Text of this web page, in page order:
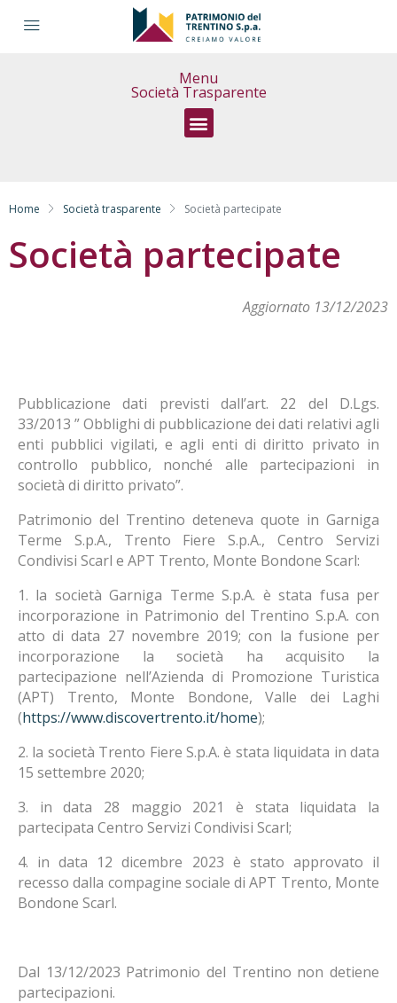
Menu
Società Trasparente
Home Società trasparente Società partecipate
Società partecipate
Aggiornato 13/12/2023
Pubblicazione dati previsti dall’art. 22 del D.Lgs.
33/2013 ” Obblighi di pubblicazione dei dati relativi agli
enti pubblici vigilati, e agli enti di diritto privato in
controllo pubblico, nonché alle partecipazioni in
società di diritto privato”.
Patrimonio del Trentino deteneva quote in Garniga
Terme S.p.A., Trento Fiere S.p.A., Centro Servizi
Condivisi Scarl e APT Trento, Monte Bondone Scarl:
1. la società Garniga Terme S.p.A. è stata fusa per
incorporazione in Patrimonio del Trentino S.p.A. con
atto di data 27 novembre 2019; con la fusione per
incorporazione la società ha acquisito la
partecipazione nell’Azienda di Promozione Turistica
(APT) Trento, Monte Bondone, Valle dei Laghi
(https://www.discovertrento.it/home);
2. la società Trento Fiere S.p.A. è stata liquidata in data
15 settembre 2020;
3. in data 28 maggio 2021 è stata liquidata la
partecipata Centro Servizi Condivisi Scarl;
4. in data 12 dicembre 2023 è stato approvato il
recesso dalla compagine sociale di APT Trento, Monte
Bondone Scarl.
Dal 13/12/2023 Patrimonio del Trentino non detiene
partecipazioni.